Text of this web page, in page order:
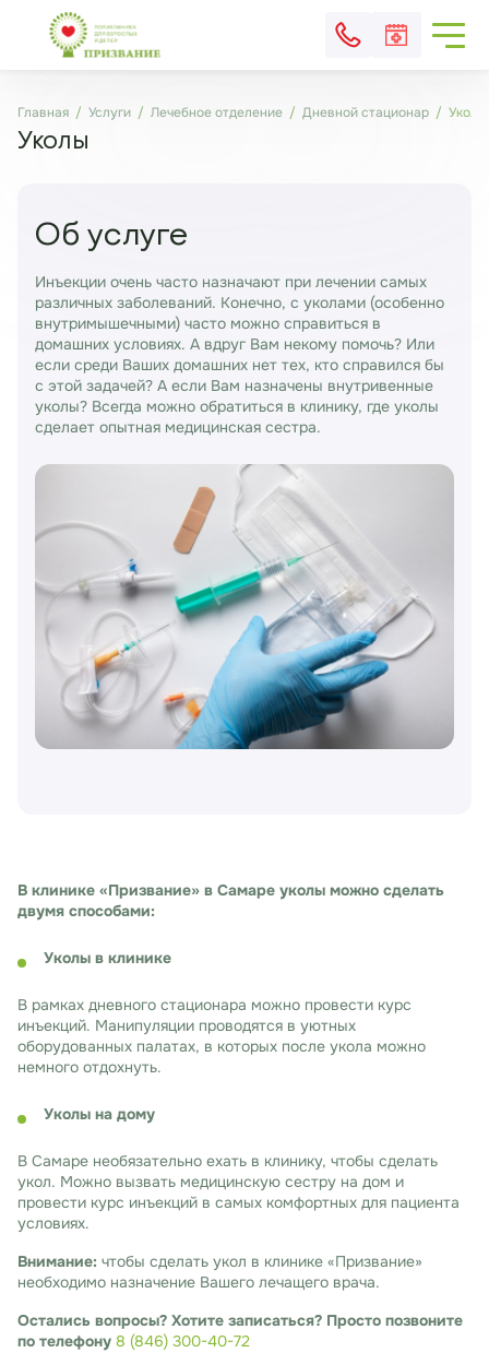
Главная Услуги Лечебное отделение Дневной стационар Уколы
Уколы
Об услуге
Инъекции очень часто назначают при лечении самых
различных заболеваний. Конечно, с уколами (особенно
внутримышечными) часто можно справиться в
домашних условиях. А вдруг Вам некому помочь? Или
если среди Ваших домашних нет тех, кто справился бы
с этой задачей? А если Вам назначены внутривенные
уколы? Всегда можно обратиться в клинику, где уколы
сделает опытная медицинская сестра.
В клинике «Призвание» в Самаре уколы можно сделать
двумя способами:
Уколы в клинике
В рамках дневного стационара можно провести курс
инъекций. Манипуляции проводятся в уютных
оборудованных палатах, в которых после укола можно
немного отдохнуть.
Уколы на дому
В Самаре необязательно ехать в клинику, чтобы сделать
укол. Можно вызвать медицинскую сестру на дом и
провести курс инъекций в самых комфортных для пациента
условиях.
Внимание: чтобы сделать укол в клинике «Призвание»
необходимо назначение Вашего лечащего врача.
Остались вопросы? Хотите записаться? Просто позвоните
по телефону 8 (846) 300-40-72